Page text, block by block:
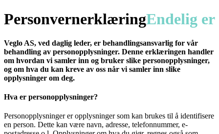
PersonvernerklæringEndelig er
Veglo AS, ved daglig leder, er behandlingsansvarlig for vår
behandling av personopplysninger. Denne erklæringen handler
om hvordan vi samler inn og bruker slike personopplysninger,
og om hva du kan kreve av oss når vi samler inn slike
opplysninger om deg.
Hva er personopplysninger?
Personopplysninger er opplysninger som kan brukes til å identifisere
en person. Dette kan være navn, adresse, telefonnummer, e-